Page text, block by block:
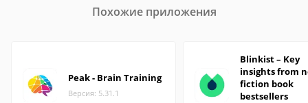
Похожие приложения
Peak - Brain Training
Версия: 5.31.1
Blinkist – Key
insights from
fiction book
bestsellers